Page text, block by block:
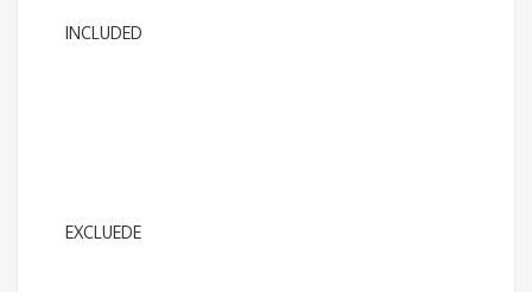
INCLUDED
EXCLUEDE